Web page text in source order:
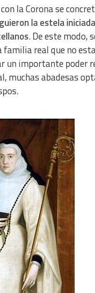
la Corona se
la estela
. De este modo,
familia real que no
un importante poder
muchas abadesas
actively requested